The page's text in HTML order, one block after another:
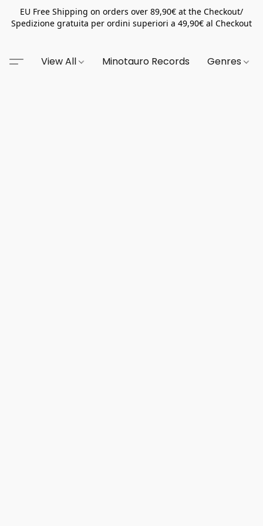
EU Free Shipping on orders over 89,90€ at the Checkout/
Spedizione gratuita per ordini superiori a 49,90€ al Checkout
View All Minotauro Records Genres